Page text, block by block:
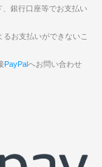
銀行口座等でお支払い
お支払いができないこ
PayPalへお問い合わせ